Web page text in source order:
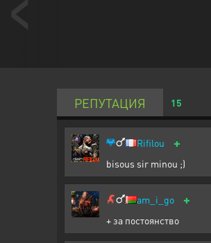
РЕПУТАЦИЯ 15
Rifilou +
bisous sir minou ;)
am_i_go +
+ за постоянство